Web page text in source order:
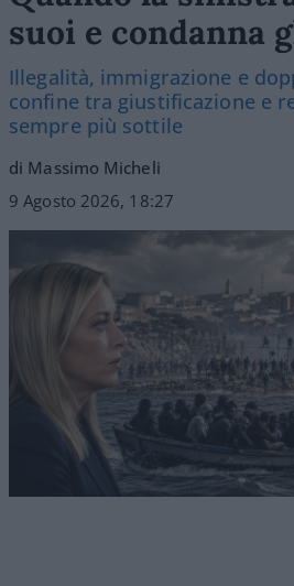
suoi e condanna
Illegalità, immigrazione e
confine tra giustificazione e
sempre più sottile
di Massimo Micheli
9 Agosto 2026, 18:27